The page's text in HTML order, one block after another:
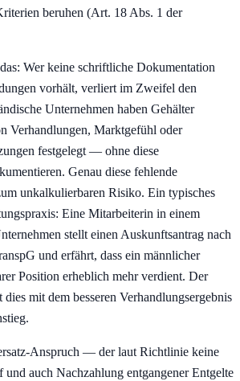
beruhen (Art. 18 Abs. 1 der
Wer keine schriftliche Dokumentation
vorhält, verliert im Zweifel den
Unternehmen haben Gehälter
Verhandlungen, Marktgefühl oder
festgelegt — ohne diese
Genau diese fehlende
unkalkulierbaren Risiko. Ein typisches
Eine Mitarbeiterin in einem
stellt einen Auskunftsantrag nach
und erfährt, dass ein männlicher
Position erheblich mehr verdient. Der
mit dem besseren Verhandlungsergebnis
Anspruch — der laut Richtlinie keine
und auch Nachzahlung entgangener Entgelte